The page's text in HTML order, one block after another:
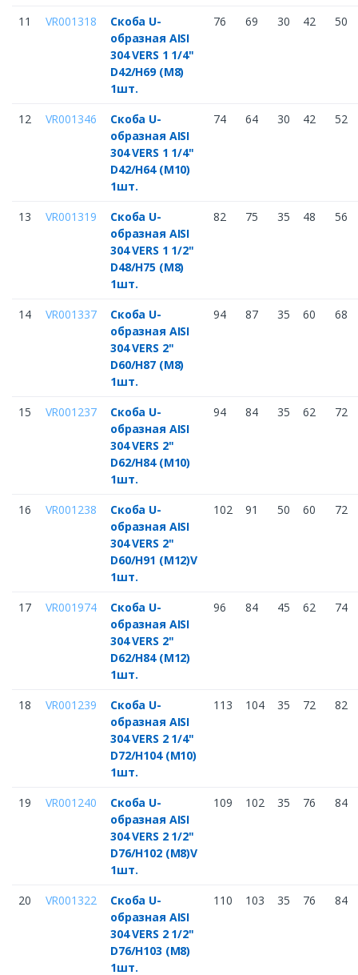
11 VR001318
Скоба U-
образная AISI
304 VERS 1 1/4"
D42/H69 (M8)
1шт.
76 69 30 42 50
12 VR001346
Скоба U-
образная AISI
304 VERS 1 1/4"
D42/H64 (M10)
1шт.
74 64 30 42 52
13 VR001319
Скоба U-
образная AISI
304 VERS 1 1/2"
D48/H75 (M8)
1шт.
82 75 35 48 56
14 VR001337
Скоба U-
образная AISI
304 VERS 2"
D60/H87 (M8)
1шт.
94 87 35 60 68
15 VR001237
Скоба U-
образная AISI
304 VERS 2"
D62/H84 (M10)
1шт.
94 84 35 62 72
16 VR001238
Скоба U-
образная AISI
304 VERS 2"
D60/H91 (M12)V
1шт.
102 91 50 60 72
17 VR001974
Скоба U-
образная AISI
304 VERS 2"
D62/H84 (M12)
1шт.
96 84 45 62 74
18 VR001239
Скоба U-
образная AISI
304 VERS 2 1/4"
D72/H104 (M10)
1шт.
113 104 35 72 82
19 VR001240
Скоба U-
образная AISI
304 VERS 2 1/2"
D76/H102 (M8)V
1шт.
109 102 35 76 84
20 VR001322
Скоба U-
образная AISI
304 VERS 2 1/2"
D76/H103 (M8)
1шт.
110 103 35 76 84